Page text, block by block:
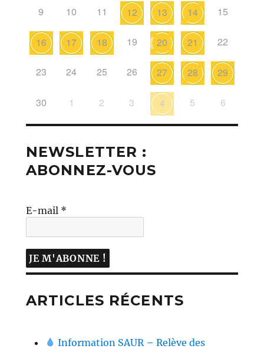
9 10 11 12 13 14 15
16 17 18 19 20 21 22
23 24 25 26 27 28 29
30 1 2 3 4 5 6
NEWSLETTER :
ABONNEZ-VOUS
E-mail *
ARTICLES RÉCENTS
Information SAUR – Relève des